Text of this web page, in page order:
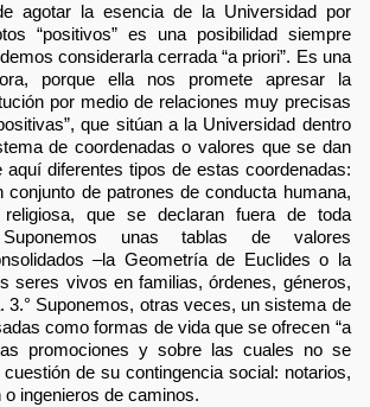
agotar la esencia de la Universidad por
“positivos” es una posibilidad siempre
considerarla cerrada “a priori”. Es una
porque ella nos promete apresar la
por medio de relaciones muy precisas
que sitúan a la Universidad dentro
de coordenadas o valores que se dan
aquí diferentes tipos de estas coordenadas:
conjunto de patrones de conducta humana,
que se declaran fuera de toda
unas tablas de valores
–la Geometría de Euclides o la
seres vivos en familias, órdenes, géneros,
3.° Suponemos, otras veces, un sistema de
como formas de vida que se ofrecen “a
promociones y sobre las cuales no se
de su contingencia social: notarios,
ingenieros de caminos.